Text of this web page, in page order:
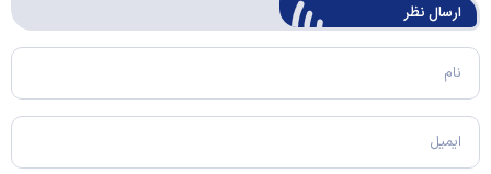
ارسال‌ نظر